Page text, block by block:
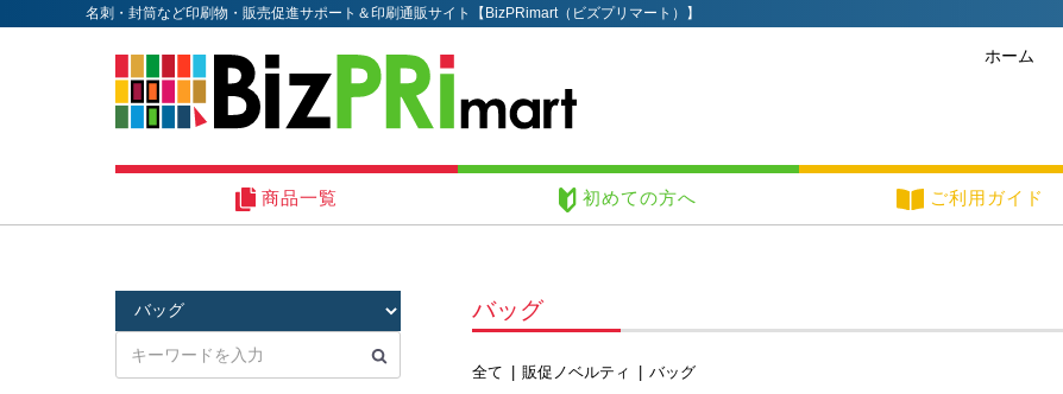
名刺・封筒など印刷物・販売促進サポート＆印刷通販サイト【BizPRimart（ビズプリマート）】
ホーム
商品一覧 初めての方へ ご利用ガイド
バッグ
全て | 販促ノベルティ | バッグ